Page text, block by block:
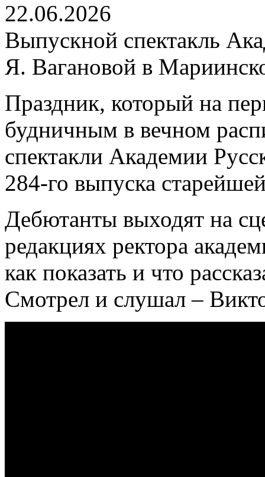
22.06.2026
Выпускной спектакль
Я. Вагановой в
Праздник, который на
будничным в вечном
спектакли Академии
284-го выпуска
Дебютанты выходят на
редакциях ректора
как показать и что
Смотрел и слушал –